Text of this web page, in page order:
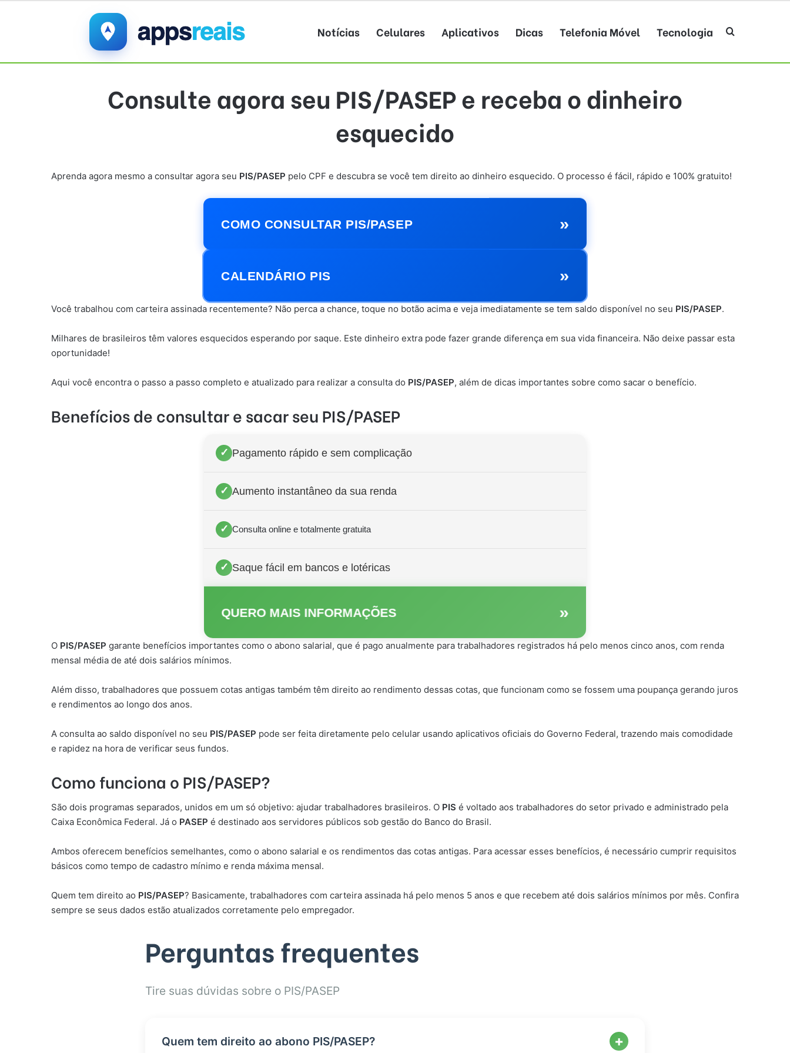
Notícias Celulares Aplicativos Dicas Telefonia Móvel Tecnologia Procurar por
Consulte agora seu PIS/PASEP e receba o dinheiro
esquecido
Aprenda agora mesmo a consultar agora seu PIS/PASEP pelo CPF e descubra se você tem direito ao dinheiro esquecido. O processo é fácil, rápido e 100% gratuito!
COMO CONSULTAR PIS/PASEP »
CALENDÁRIO PIS »
Você trabalhou com carteira assinada recentemente? Não perca a chance, toque no botão acima e veja imediatamente se tem saldo disponível no seu PIS/PASEP.
Milhares de brasileiros têm valores esquecidos esperando por saque. Este dinheiro extra pode fazer grande diferença em sua vida financeira. Não deixe passar esta
oportunidade!
Aqui você encontra o passo a passo completo e atualizado para realizar a consulta do PIS/PASEP, além de dicas importantes sobre como sacar o benefício.
Benefícios de consultar e sacar seu PIS/PASEP
✓ Pagamento rápido e sem complicação
✓ Aumento instantâneo da sua renda
✓ Consulta online e totalmente gratuita
✓ Saque fácil em bancos e lotéricas
QUERO MAIS INFORMAÇÕES »
O PIS/PASEP garante benefícios importantes como o abono salarial, que é pago anualmente para trabalhadores registrados há pelo menos cinco anos, com renda
mensal média de até dois salários mínimos.
Além disso, trabalhadores que possuem cotas antigas também têm direito ao rendimento dessas cotas, que funcionam como se fossem uma poupança gerando juros
e rendimentos ao longo dos anos.
A consulta ao saldo disponível no seu PIS/PASEP pode ser feita diretamente pelo celular usando aplicativos oficiais do Governo Federal, trazendo mais comodidade
e rapidez na hora de verificar seus fundos.
Como funciona o PIS/PASEP?
São dois programas separados, unidos em um só objetivo: ajudar trabalhadores brasileiros. O PIS é voltado aos trabalhadores do setor privado e administrado pela
Caixa Econômica Federal. Já o PASEP é destinado aos servidores públicos sob gestão do Banco do Brasil.
Ambos oferecem benefícios semelhantes, como o abono salarial e os rendimentos das cotas antigas. Para acessar esses benefícios, é necessário cumprir requisitos
básicos como tempo de cadastro mínimo e renda máxima mensal.
Quem tem direito ao PIS/PASEP? Basicamente, trabalhadores com carteira assinada há pelo menos 5 anos e que recebem até dois salários mínimos por mês. Confira
sempre se seus dados estão atualizados corretamente pelo empregador.
Perguntas frequentes
Tire suas dúvidas sobre o PIS/PASEP
Quem tem direito ao abono PIS/PASEP? +